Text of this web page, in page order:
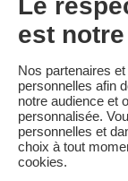
Séjour annulable
En cas
montant total du
Familytrip vous
son partenaire
réservation ou
téléphone.
Le
est
Nos partenaires
personnelles afin
notre audience et
personnalisée.
personnelles et
choix à tout
cookies.